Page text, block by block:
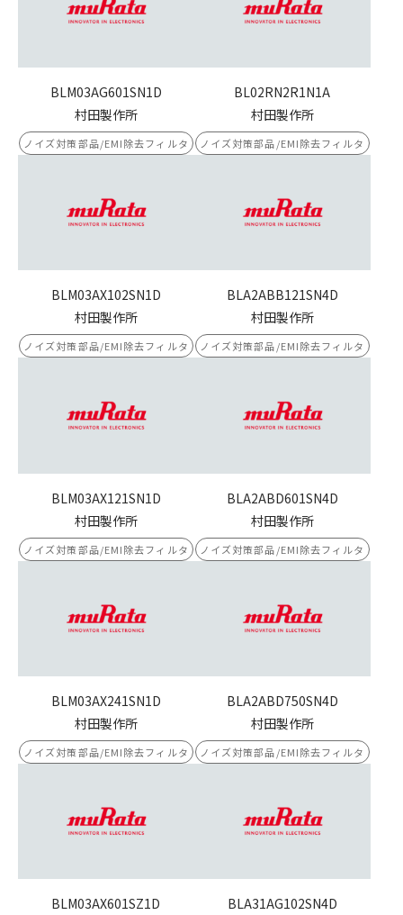
BLM03AG601SN1D
村田製作所
ノイズ対策部品/EMI除去フィルタ
BL02RN2R1N1A
村田製作所
ノイズ対策部品/EMI除去フィルタ
BLM03AX102SN1D
村田製作所
ノイズ対策部品/EMI除去フィルタ
BLA2ABB121SN4D
村田製作所
ノイズ対策部品/EMI除去フィルタ
BLM03AX121SN1D
村田製作所
ノイズ対策部品/EMI除去フィルタ
BLA2ABD601SN4D
村田製作所
ノイズ対策部品/EMI除去フィルタ
BLM03AX241SN1D
村田製作所
ノイズ対策部品/EMI除去フィルタ
BLA2ABD750SN4D
村田製作所
ノイズ対策部品/EMI除去フィルタ
BLM03AX601SZ1D
BLA31AG102SN4D